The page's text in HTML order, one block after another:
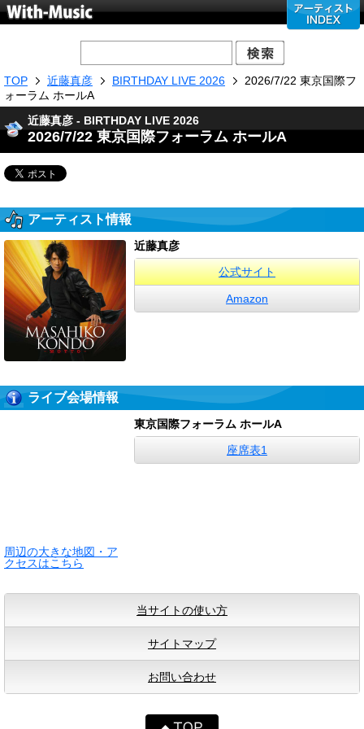
TOP 近藤真彦 BIRTHDAY LIVE 2026
2026/7/22 東京国際フ
ォーラム ホールA
近藤真彦 - BIRTHDAY LIVE 2026
2026/7/22 東京国際フォーラム ホールA
アーティスト情報
近藤真彦
公式サイト
Amazon
ライブ会場情報
周辺の大きな地図・ア
クセスはこちら
東京国際フォーラム ホールA
座席表1
当サイトの使い方
サイトマップ
お問い合わせ